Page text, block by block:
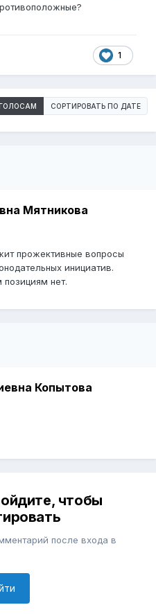
1
СОРТИРОВАТЬ ПО ДАТЕ
Мятникова
прожективные вопросы
инициатив.
позициям нет.
Копытова
чтобы
после входа в